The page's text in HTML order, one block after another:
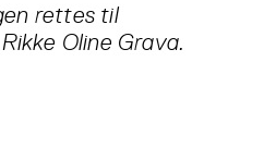
rettes til
Oline Grava.